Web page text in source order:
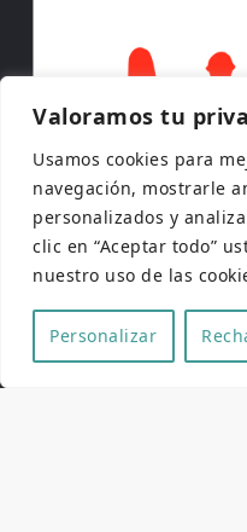
Valoramos tu
Usamos cookies para
navegación, mostrarle
personalizados y
clic en “Aceptar todo”
nuestro uso de las
Personalizar